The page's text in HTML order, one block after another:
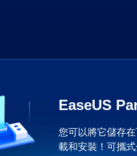
EaseUS
您可以將它儲存
載和安裝！可攜